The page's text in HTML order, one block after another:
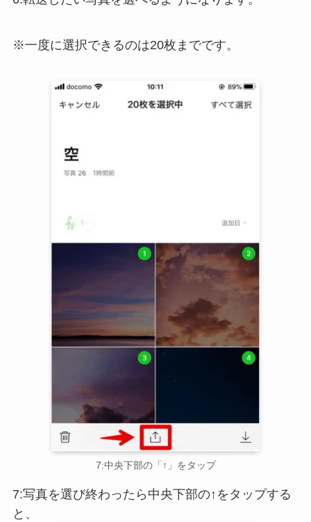
※一度に選択できるのは20枚までです。
7:中央下部の「↑」をタップ
7:写真を選び終わったら中央下部の↑をタップする
と、